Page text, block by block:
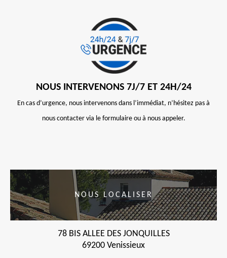
NOUS INTERVENONS 7J/7 ET 24H/24
En cas d’urgence, nous intervenons dans l’immédiat, n’hésitez pas à
nous contacter via le formulaire ou à nous appeler.
NOUS LOCALISER
78 BIS ALLEE DES JONQUILLES
69200 Venissieux